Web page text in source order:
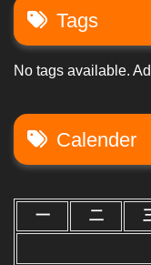
Tags
No tags available.
Calender
一 二